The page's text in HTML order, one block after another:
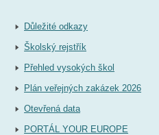
Důležité odkazy
Školský rejstřík
Přehled vysokých škol
Plán veřejných zakázek 2026
Otevřená data
PORTÁL YOUR EUROPE